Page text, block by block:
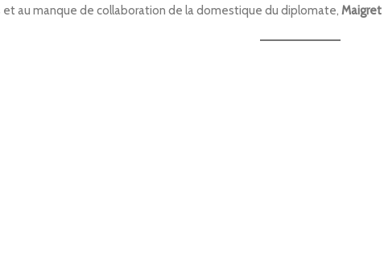
au manque de collaboration de la domestique du diplomate, Maigret